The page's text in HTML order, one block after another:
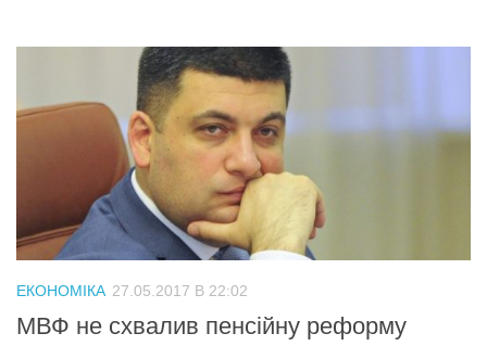
ЕКОНОМІКА 27.05.2017 В 22:02
МВФ не схвалив пенсійну реформу